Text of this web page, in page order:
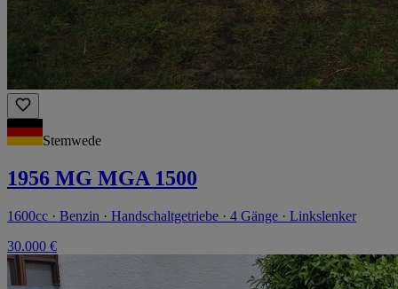
Stemwede
1956 MG MGA 1500
1600cc · Benzin · Handschaltgetriebe · 4 Gänge · Linkslenker
30.000 €